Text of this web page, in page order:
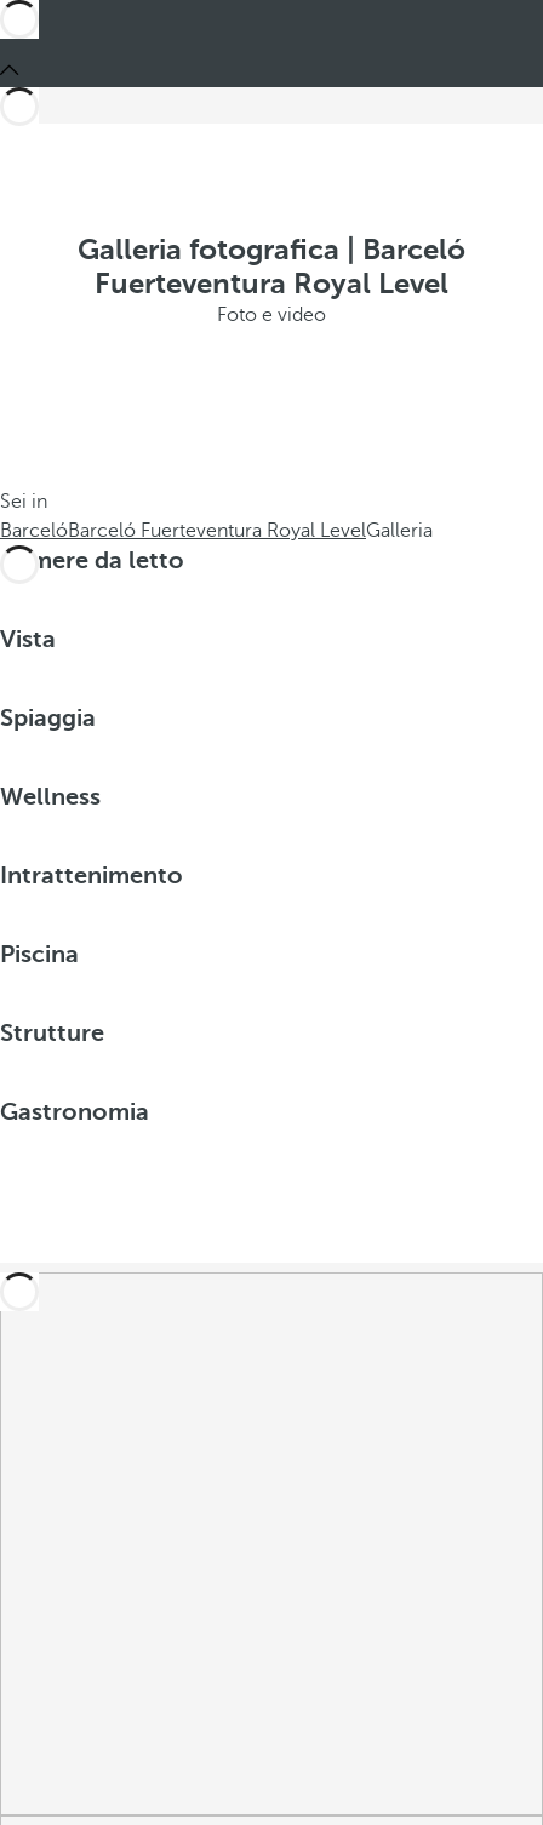
Galleria fotografica | Barceló
Fuerteventura Royal Level
Foto e video
Sei in
BarcelóBarceló Fuerteventura Royal LevelGalleria
Camere da letto
Vista
Spiaggia
Wellness
Intrattenimento
Piscina
Strutture
Gastronomia